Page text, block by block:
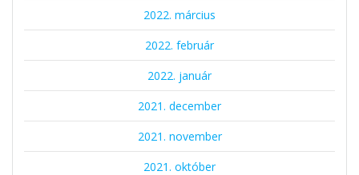
2022. március
2022. február
2022. január
2021. december
2021. november
2021. október